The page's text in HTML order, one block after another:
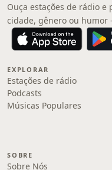
Ouça estações de rádio
cidade, gênero ou
EXPLORAR
Estações de rádio
Podcasts
Músicas Populares
SOBRE
Sobre Nós